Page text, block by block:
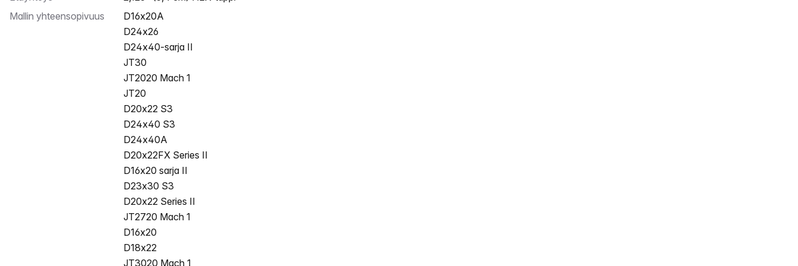
Mallin yhteensopivuus
D16x20A
D24x26
D24x40-sarja II
JT30
JT2020 Mach 1
JT20
D20x22 S3
D24x40 S3
D24x40A
D20x22FX Series II
D16x20 sarja II
D23x30 S3
D20x22 Series II
JT2720 Mach 1
D16x20
D18x22
JT3020 Mach 1